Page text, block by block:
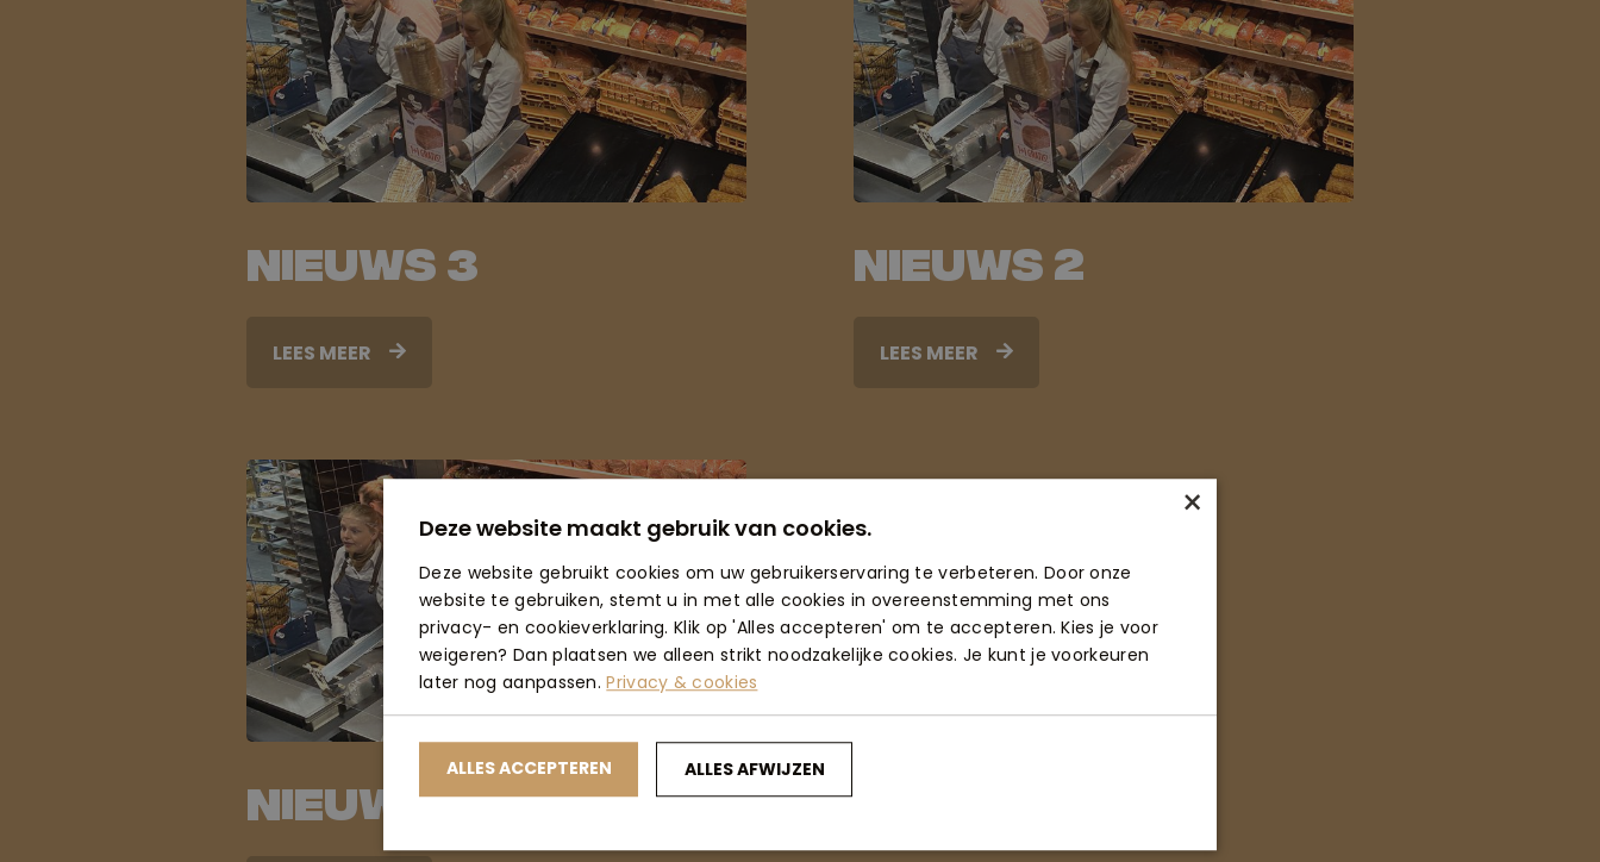
Nieuws 3
LEES MEER
Nieuws 2
LEES MEER
Nieuws 1
×
Deze website maakt gebruik van cookies.
Deze website gebruikt cookies om uw gebruikerservaring te verbeteren. Door onze
website te gebruiken, stemt u in met alle cookies in overeenstemming met ons
privacy- en cookieverklaring. Klik op 'Alles accepteren' om te accepteren. Kies je voor
weigeren? Dan plaatsen we alleen strikt noodzakelijke cookies. Je kunt je voorkeuren
later nog aanpassen.Privacy & cookies
ALLES ACCEPTEREN ALLES AFWIJZEN